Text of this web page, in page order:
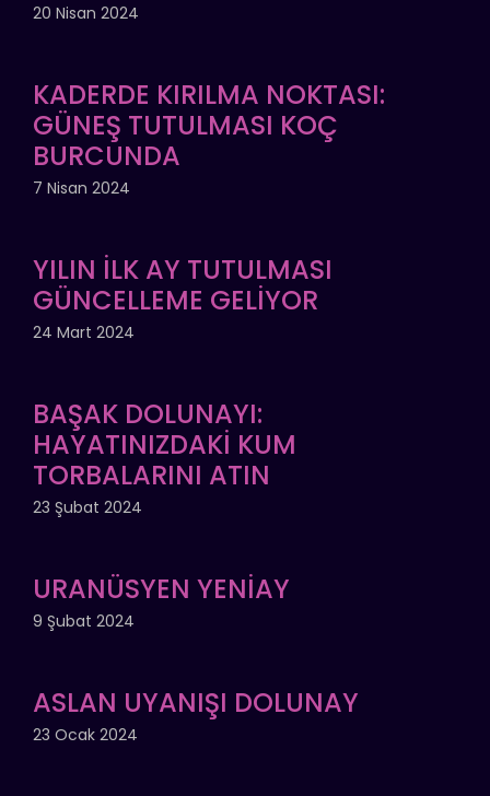
20 Nisan 2024
KADERDE KIRILMA NOKTASI:
GÜNEŞ TUTULMASI KOÇ
BURCUNDA
7 Nisan 2024
YILIN İLK AY TUTULMASI
GÜNCELLEME GELİYOR
24 Mart 2024
BAŞAK DOLUNAYI:
HAYATINIZDAKİ KUM
TORBALARINI ATIN
23 Şubat 2024
URANÜSYEN YENİAY
9 Şubat 2024
ASLAN UYANIŞI DOLUNAY
23 Ocak 2024